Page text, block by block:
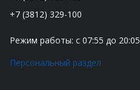
+7 (3812) 329-100
Режим работы: с 07:55 до 20:05
Персональный раздел